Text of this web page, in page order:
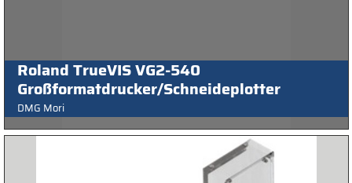
Roland TrueVIS VG2-540
Großformatdrucker/Schneideplotter
DMG Mori